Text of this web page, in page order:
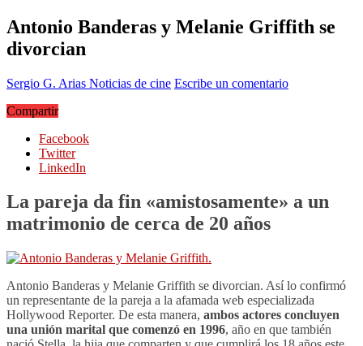
Antonio Banderas y Melanie Griffith se
divorcian
Sergio G. Arias Noticias de cine Escribe un comentario
Compartir
Facebook
Twitter
LinkedIn
La pareja da fin «amistosamente» a un
matrimonio de cerca de 20 años
Antonio Banderas y Melanie Griffith se divorcian. Así lo confirmó
un representante de la pareja a la afamada web especializada
Hollywood Reporter. De esta manera, ambos actores concluyen
una unión marital que comenzó en 1996, año en que también